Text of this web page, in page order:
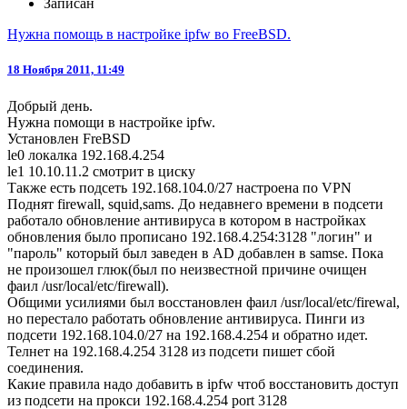
Записан
Нужна помощь в настройке ipfw во FreeBSD.
18 Ноября 2011, 11:49
Добрый день.
Нужна помощи в настройке ipfw.
Установлен FreBSD
le0 локалка 192.168.4.254
le1 10.10.11.2 смотрит в циску
Также есть подсеть 192.168.104.0/27 настроена по VPN
Поднят firewall, squid,sams. До недавнего времени в подсети
работало обновление антивируса в котором в настройках
обновления было прописано 192.168.4.254:3128 "логин" и
"пароль" который был заведен в AD добавлен в samse. Пока
не произошел глюк(был по неизвестной причине очищен
фаил /usr/local/etc/firewall).
Общими усилиями был восстановлен фаил /usr/local/etc/firewal,
но перестало работать обновление антивируса. Пинги из
подсети 192.168.104.0/27 на 192.168.4.254 и обратно идет.
Телнет на 192.168.4.254 3128 из подсети пишет сбой
соединения.
Какие правила надо добавить в ipfw чтоб восстановить доступ
из подсети на прокси 192.168.4.254 port 3128